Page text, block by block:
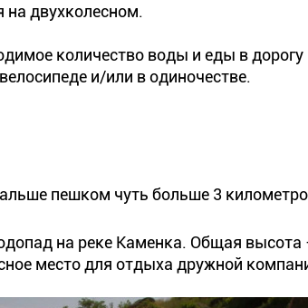
на двухколесном.
количество воды и еды в
и/или в одиночестве.
пешком чуть больше 3
на реке Каменка. Общая высота
место для отдыха дружной